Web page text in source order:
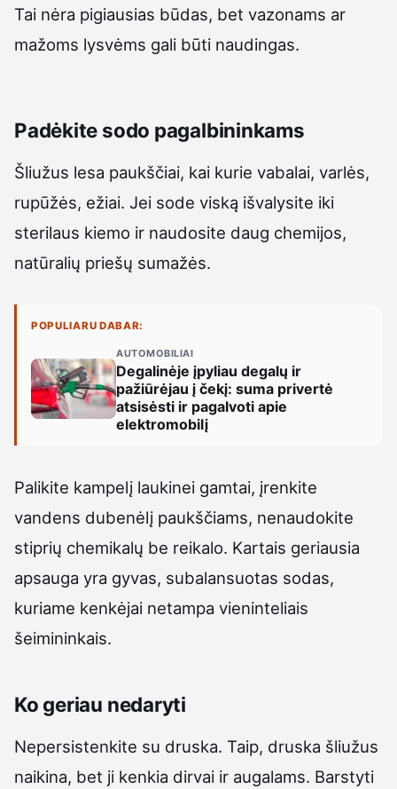
Tai nėra pigiausias būdas, bet vazonams ar
mažoms lysvėms gali būti naudingas.
Padėkite sodo pagalbininkams
Šliužus lesa paukščiai, kai kurie vabalai, varlės,
rupūžės, ežiai. Jei sode viską išvalysite iki
sterilaus kiemo ir naudosite daug chemijos,
natūralių priešų sumažės.
POPULIARU DABAR:
AUTOMOBILIAI
Degalinėje įpyliau degalų ir
pažiūrėjau į čekį: suma privertė
atsisėsti ir pagalvoti apie
elektromobilį
Palikite kampelį laukinei gamtai, įrenkite
vandens dubenėlį paukščiams, nenaudokite
stiprių chemikalų be reikalo. Kartais geriausia
apsauga yra gyvas, subalansuotas sodas,
kuriame kenkėjai netampa vieninteliais
šeimininkais.
Ko geriau nedaryti
Nepersistenkite su druska. Taip, druska šliužus
naikina, bet ji kenkia dirvai ir augalams. Barstyti